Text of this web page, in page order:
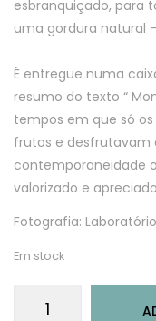
esbranquiçado, para
uma gordura natural
É entregue numa
resumo do texto “
tempos em que só
frutos e desfrutavam
contemporaneidade
valorizado e
Fotografia: Laboratório
Em stock